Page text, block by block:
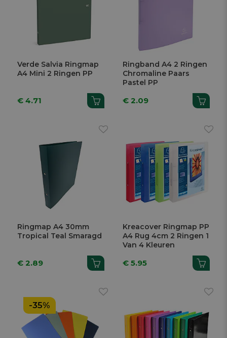
Verde Salvia Ringmap
A4 Mini 2 Ringen PP
€ 4.71
Ringband A4 2 Ringen
Chromaline Paars
Pastel PP
€ 2.09
Ringmap A4 30mm
Tropical Teal Smaragd
€ 2.89
Kreacover Ringmap PP
A4 Rug 4cm 2 Ringen 1
Van 4 Kleuren
€ 5.95
-35%